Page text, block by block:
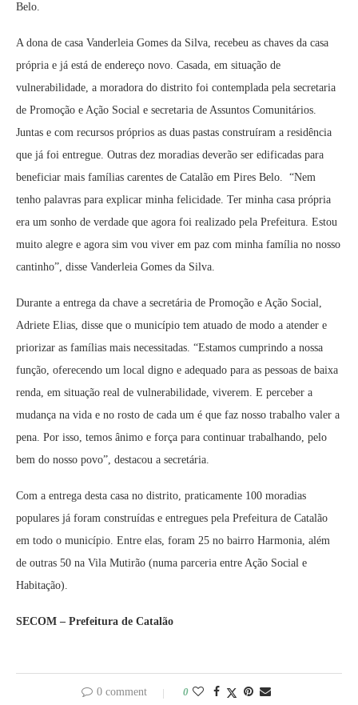
Belo.
A dona de casa Vanderleia Gomes da Silva, recebeu as chaves da casa
própria e já está de endereço novo. Casada, em situação de
vulnerabilidade, a moradora do distrito foi contemplada pela secretaria
de Promoção e Ação Social e secretaria de Assuntos Comunitários.
Juntas e com recursos próprios as duas pastas construíram a residência
que já foi entregue. Outras dez moradias deverão ser edificadas para
beneficiar mais famílias carentes de Catalão em Pires Belo. “Nem
tenho palavras para explicar minha felicidade. Ter minha casa própria
era um sonho de verdade que agora foi realizado pela Prefeitura. Estou
muito alegre e agora sim vou viver em paz com minha família no nosso
cantinho”, disse Vanderleia Gomes da Silva.
Durante a entrega da chave a secretária de Promoção e Ação Social,
Adriete Elias, disse que o município tem atuado de modo a atender e
priorizar as famílias mais necessitadas. “Estamos cumprindo a nossa
função, oferecendo um local digno e adequado para as pessoas de baixa
renda, em situação real de vulnerabilidade, viverem. E perceber a
mudança na vida e no rosto de cada um é que faz nosso trabalho valer a
pena. Por isso, temos ânimo e força para continuar trabalhando, pelo
bem do nosso povo”, destacou a secretária.
Com a entrega desta casa no distrito, praticamente 100 moradias
populares já foram construídas e entregues pela Prefeitura de Catalão
em todo o município. Entre elas, foram 25 no bairro Harmonia, além
de outras 50 na Vila Mutirão (numa parceria entre Ação Social e
Habitação).
SECOM – Prefeitura de Catalão
0 comment 0